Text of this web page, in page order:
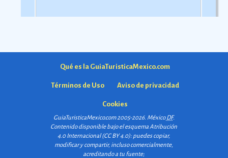
Qué es la GuiaTuristicaMexico.com
Términos de Uso Aviso de privacidad
Cookies
GuiaTuristicaMexico.com 2005-2026. MéxicoDF.
Contenido disponible bajo el esquemaAtribución
4.0 Internacional (CC BY 4.0): puedes copiar,
modificar y compartir, incluso comercialmente,
acreditando a tu fuente;